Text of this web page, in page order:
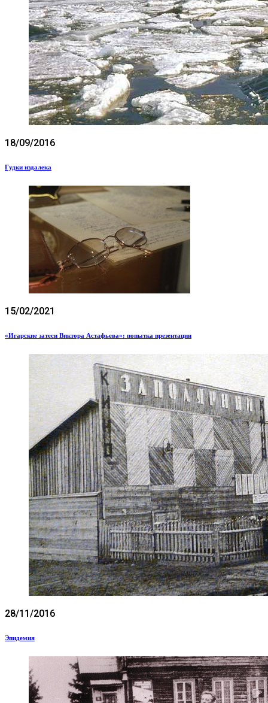
18/09/2016
Гудки издалека
15/02/2021
«Игарские затеси Виктора Астафьева»: попытка презентации
28/11/2016
Эпидемия